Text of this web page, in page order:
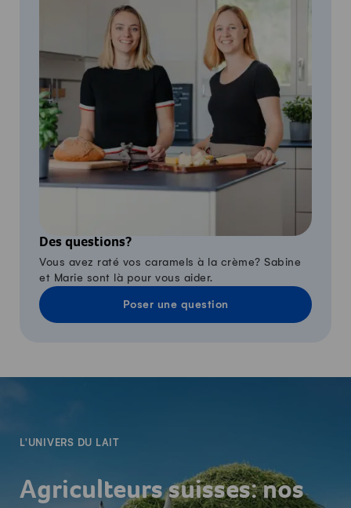
Des questions?
Vous avez raté vos caramels à la crème? Sabine
et Marie sont là pour vous aider.
Poser une question
L'UNIVERS DU LAIT
Agriculteurs suisses: nos